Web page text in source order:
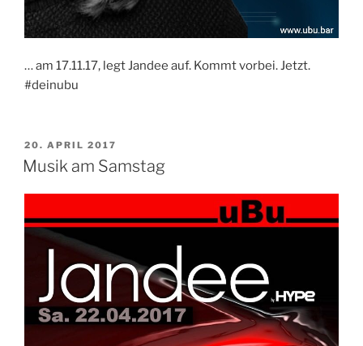
… am 17.11.17, legt Jandee auf. Kommt vorbei. Jetzt.
#deinubu
VERÖFFENTLICHT
AM
20. APRIL 2017
Musik am Samstag